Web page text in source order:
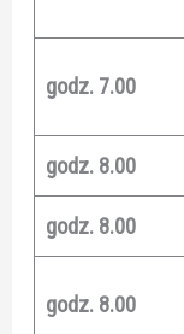
godz. 7.00
godz. 8.00
godz. 8.00
godz. 8.00